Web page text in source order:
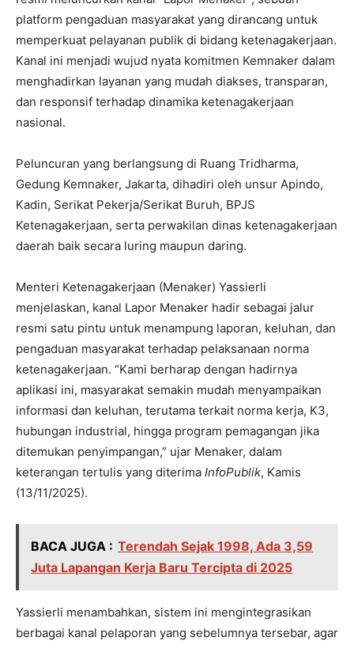
platform pengaduan masyarakat yang dirancang untuk
memperkuat pelayanan publik di bidang ketenagakerjaan.
Kanal ini menjadi wujud nyata komitmen Kemnaker dalam
menghadirkan layanan yang mudah diakses, transparan,
dan responsif terhadap dinamika ketenagakerjaan
nasional.
Peluncuran yang berlangsung di Ruang Tridharma,
Gedung Kemnaker, Jakarta, dihadiri oleh unsur Apindo,
Kadin, Serikat Pekerja/Serikat Buruh, BPJS
Ketenagakerjaan, serta perwakilan dinas ketenagakerjaan
daerah baik secara luring maupun daring.
Menteri Ketenagakerjaan (Menaker) Yassierli
menjelaskan, kanal Lapor Menaker hadir sebagai jalur
resmi satu pintu untuk menampung laporan, keluhan, dan
pengaduan masyarakat terhadap pelaksanaan norma
ketenagakerjaan. “Kami berharap dengan hadirnya
aplikasi ini, masyarakat semakin mudah menyampaikan
informasi dan keluhan, terutama terkait norma kerja, K3,
hubungan industrial, hingga program pemagangan jika
ditemukan penyimpangan,” ujar Menaker, dalam
keterangan tertulis yang diterima InfoPublik, Kamis
(13/11/2025).
BACA JUGA : Terendah Sejak 1998, Ada 3,59
Juta Lapangan Kerja Baru Tercipta di 2025
Yassierli menambahkan, sistem ini mengintegrasikan
berbagai kanal pelaporan yang sebelumnya tersebar, agar